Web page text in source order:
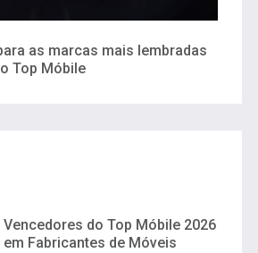
as marcas mais lembradas
Top Móbile
Vencedores do Top Móbile 2026
em Fabricantes de Móveis